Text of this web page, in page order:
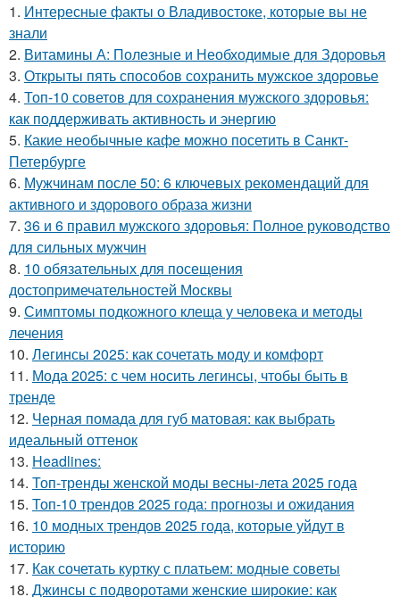
1. Интересные факты о Владивостоке, которые вы не
знали
2. Витамины А: Полезные и Необходимые для Здоровья
3. Открыты пять способов сохранить мужское здоровье
4. Топ-10 советов для сохранения мужского здоровья:
как поддерживать активность и энергию
5. Какие необычные кафе можно посетить в Санкт-
Петербурге
6. Мужчинам после 50: 6 ключевых рекомендаций для
активного и здорового образа жизни
7. 36 и 6 правил мужского здоровья: Полное руководство
для сильных мужчин
8. 10 обязательных для посещения
достопримечательностей Москвы
9. Симптомы подкожного клеща у человека и методы
лечения
10. Легинсы 2025: как сочетать моду и комфорт
11. Мода 2025: с чем носить легинсы, чтобы быть в
тренде
12. Черная помада для губ матовая: как выбрать
идеальный оттенок
13. Headlines:
14. Топ-тренды женской моды весны-лета 2025 года
15. Топ-10 трендов 2025 года: прогнозы и ожидания
16. 10 модных трендов 2025 года, которые уйдут в
историю
17. Как сочетать куртку с платьем: модные советы
18. Джинсы с подворотами женские широкие: как